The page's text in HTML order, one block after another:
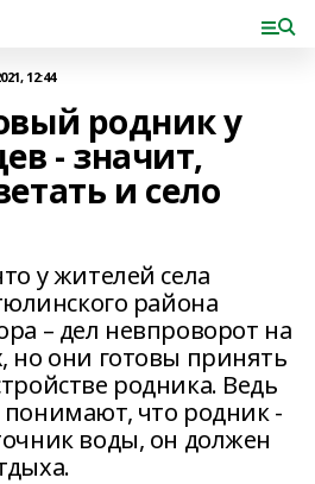
12:44
родник у
- значит,
и село
у жителей села
района
– дел невпроворот на
но они готовы принять
родника. Ведь
понимают, что родник -
воды, он должен